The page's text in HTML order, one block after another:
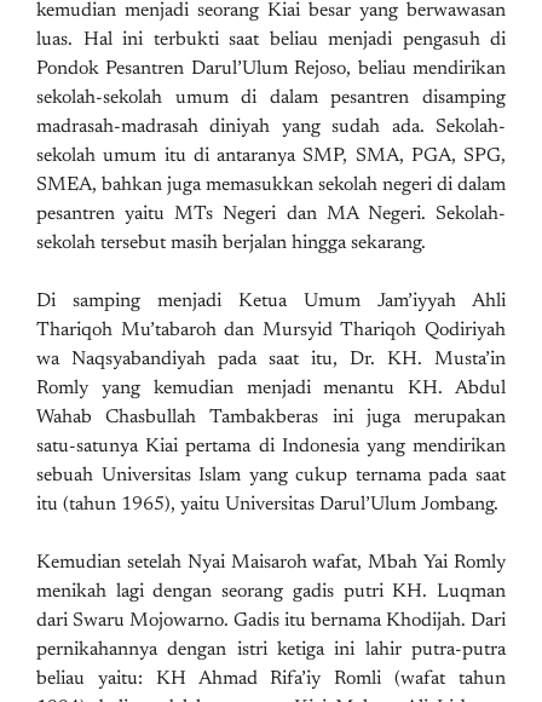
kemudian menjadi seorang Kiai besar yang berwawasan
luas. Hal ini terbukti saat beliau menjadi pengasuh di
Pondok Pesantren Darul’Ulum Rejoso, beliau mendirikan
sekolah-sekolah umum di dalam pesantren disamping
madrasah-madrasah diniyah yang sudah ada. Sekolah-
sekolah umum itu di antaranya SMP, SMA, PGA, SPG,
SMEA, bahkan juga memasukkan sekolah negeri di dalam
pesantren yaitu MTs Negeri dan MA Negeri. Sekolah-
sekolah tersebut masih berjalan hingga sekarang.
Di samping menjadi Ketua Umum Jam’iyyah Ahli
Thariqoh Mu’tabaroh dan Mursyid Thariqoh Qodiriyah
wa Naqsyabandiyah pada saat itu, Dr. KH. Musta’in
Romly yang kemudian menjadi menantu KH. Abdul
Wahab Chasbullah Tambakberas ini juga merupakan
satu-satunya Kiai pertama di Indonesia yang mendirikan
sebuah Universitas Islam yang cukup ternama pada saat
itu (tahun 1965), yaitu Universitas Darul’Ulum Jombang.
Kemudian setelah Nyai Maisaroh wafat, Mbah Yai Romly
menikah lagi dengan seorang gadis putri KH. Luqman
dari Swaru Mojowarno. Gadis itu bernama Khodijah. Dari
pernikahannya dengan istri ketiga ini lahir putra-putra
beliau yaitu: KH Ahmad Rifa’iy Romli (wafat tahun